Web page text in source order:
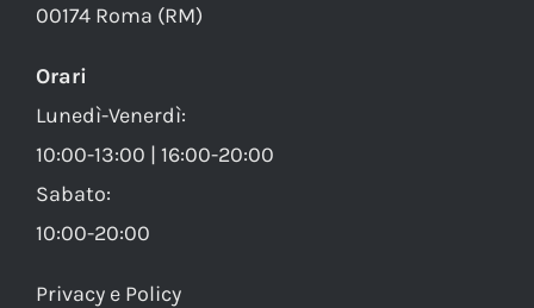
00174 Roma (RM)
Orari
Lunedì-Venerdì:
10:00-13:00 | 16:00-20:00
Sabato:
10:00-20:00
Privacy e Policy